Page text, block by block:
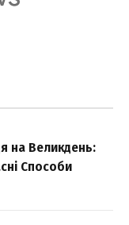
на Великдень:
Способи